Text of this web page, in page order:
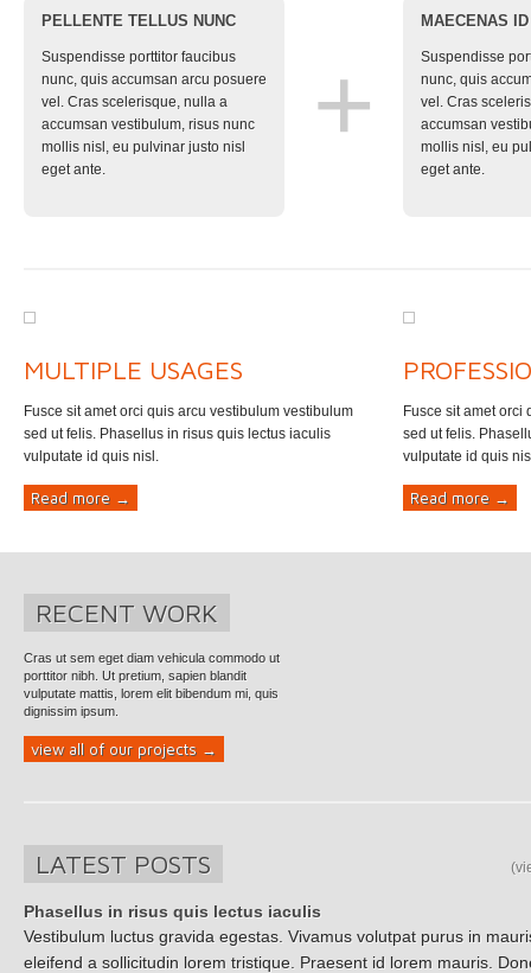
PELLENTE TELLUS NUNC
Suspendisse porttitor faucibus
nunc, quis accumsan arcu posuere
vel. Cras scelerisque, nulla a
accumsan vestibulum, risus nunc
mollis nisl, eu pulvinar justo nisl
eget ante.
+
MAECENAS
Suspendisse
nunc, quis
vel. Cras
accumsan
mollis nisl, eu
eget ante.
MULTIPLE USAGES
Fusce sit amet orci quis arcu vestibulum vestibulum
sed ut felis. Phasellus in risus quis lectus iaculis
vulputate id quis nisl.
Read more →
Fusce sit amet orci
sed ut felis.
vulputate id quis
Read more →
RECENT WORK
Cras ut sem eget diam vehicula commodo ut
porttitor nibh. Ut pretium, sapien blandit
vulputate mattis, lorem elit bibendum mi, quis
dignissim ipsum.
view all of our projects →
LATEST POSTS
Phasellus in risus quis lectus iaculis
Vestibulum luctus gravida egestas. Vivamus volutpat purus in
eleifend a sollicitudin lorem tristique. Praesent id lorem mauris.